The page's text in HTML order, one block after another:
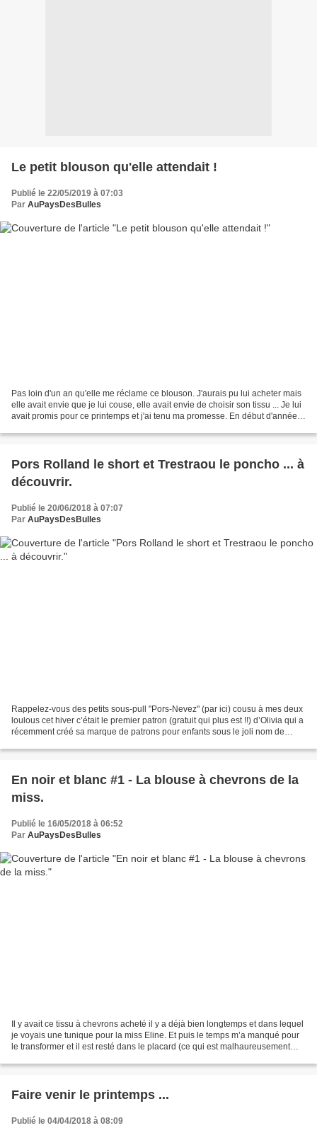
Le petit blouson qu'elle attendait !
Publié le 22/05/2019 à 07:03
Par AuPaysDesBulles
Pas loin d'un an qu'elle me réclame ce blouson. J'aurais pu lui acheter mais
elle avait envie que je lui couse, elle avait envie de choisir son tissu ... Je lui
avait promis pour ce printemps et j'ai tenu ma promesse. En début d'année,
Pors Rolland le short et Trestraou le poncho ... à
découvrir.
Publié le 20/06/2018 à 07:07
Par AuPaysDesBulles
Rappelez-vous des petits sous-pull "Pors-Nevez" (par ici) cousu à mes deux
loulous cet hiver c’était le premier patron (gratuit qui plus est !!) d’Olivia qui a
récemment créé sa marque de patrons pour enfants sous le joli nom de
En noir et blanc #1 - La blouse à chevrons de la
miss.
Publié le 16/05/2018 à 06:52
Par AuPaysDesBulles
Il y avait ce tissu à chevrons acheté il y a déjà bien longtemps et dans lequel
je voyais une tunique pour la miss Eline. Et puis le temps m’a manqué pour
le transformer et il est resté dans le placard (ce qui est malhaureusement
Faire venir le printemps ...
Publié le 04/04/2018 à 08:09